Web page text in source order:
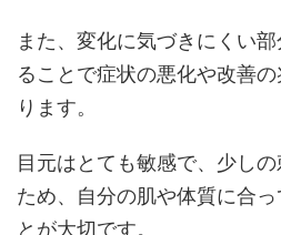
また、変化に気づきにくい
ることで症状の悪化や改善
ります。
目元はとても敏感で、少し
ため、自分の肌や体質に合
とが大切です。